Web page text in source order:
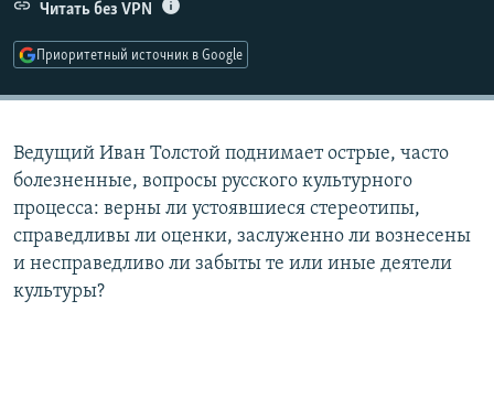
Читать без VPN
Приоритетный источник в Google
Ведущий Иван Толстой поднимает острые, часто
болезненные, вопросы русского культурного
процесса: верны ли устоявшиеся стереотипы,
справедливы ли оценки, заслуженно ли вознесены
и несправедливо ли забыты те или иные деятели
культуры?